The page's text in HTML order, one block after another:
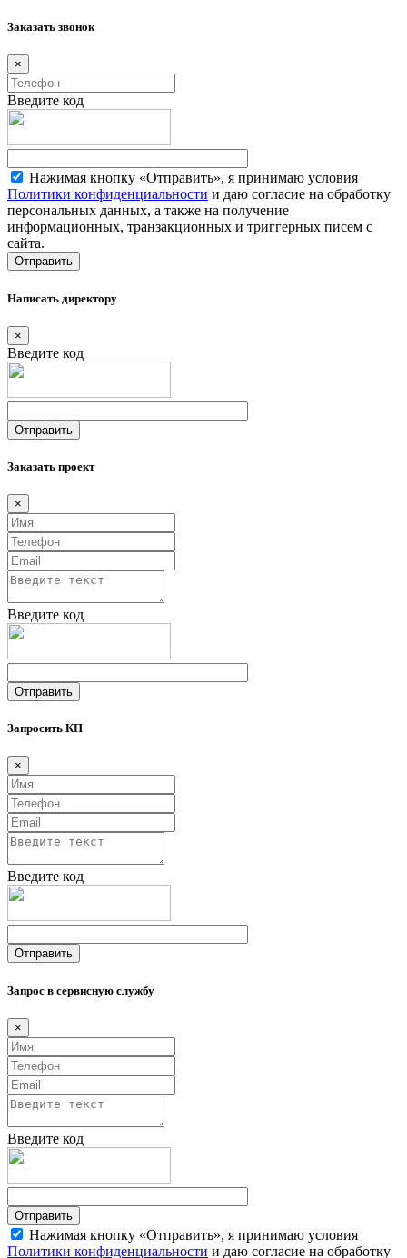
Заказать звонок
×
Введите код
Нажимая кнопку «Отправить», я принимаю условия
Политики конфиденциальности и даю согласие на обработку
персональных данных, а также на получение
информационных, транзакционных и триггерных писем с
сайта.
Написать директору
×
Введите код
Заказать проект
×
Введите код
Запросить КП
×
Введите код
Запрос в сервисную службу
×
Введите код
Нажимая кнопку «Отправить», я принимаю условия
Политики конфиденциальности и даю согласие на обработку